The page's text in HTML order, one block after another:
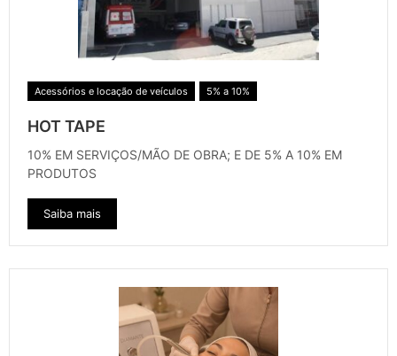
Acessórios e locação de veículos 5% a 10%
HOT TAPE
10% EM SERVIÇOS/MÃO DE OBRA; E DE 5% A 10% EM
PRODUTOS
Saiba mais